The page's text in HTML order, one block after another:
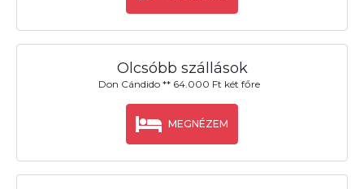
Olcsóbb szállások
Don Cándido ** 64.000 Ft két főre
MEGNÉZEM